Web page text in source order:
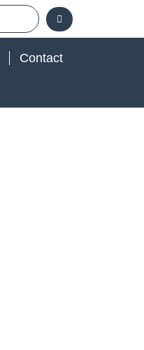
Contact